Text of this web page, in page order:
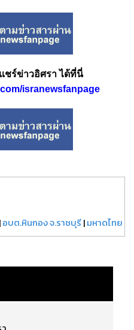
ชร์ข่าวอิศรา ได้ที่นี่
isranewsfanpage
|อบต.หินกอง จ.ราชบุรี|มหาดไทย